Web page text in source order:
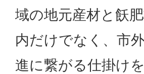
域の地元産材と飫
内だけでなく、市
進に繋がる仕掛けを